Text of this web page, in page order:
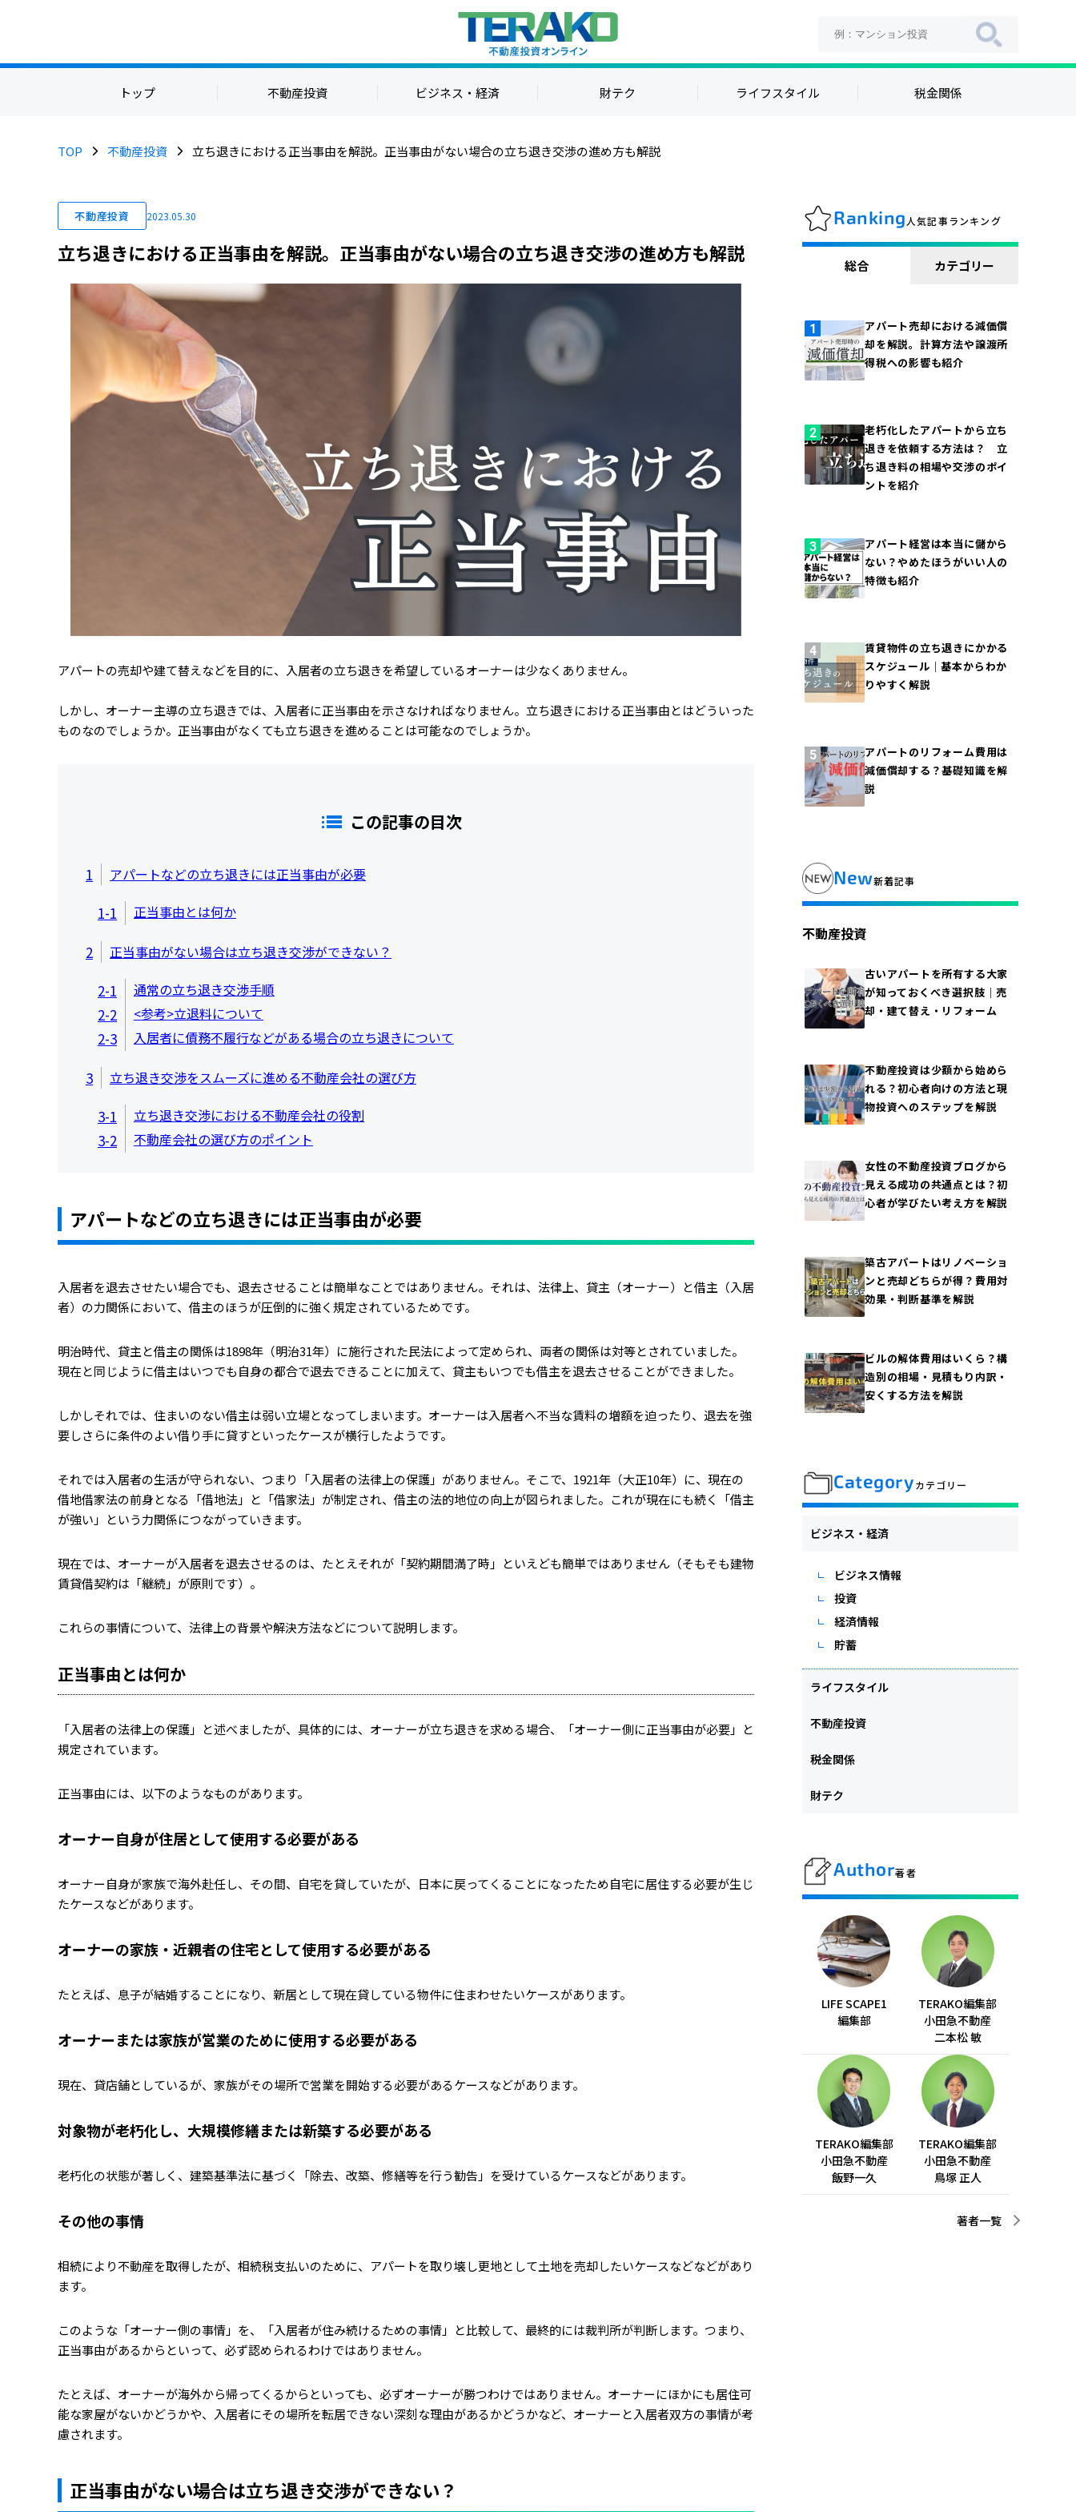
トップ 不動産投資 ビジネス・経済 財テク ライフスタイル 税金関係
TOP 不動産投資 立ち退きにおける正当事由を解説。正当事由がない場合の立ち退き交渉の進め方も解説
不動産投資 2023.05.30
立ち退きにおける正当事由を解説。正当事由がない場合の立ち退き交渉の進め方も解説
アパートの売却や建て替えなどを目的に、入居者の立ち退きを希望しているオーナーは少なくありません。
しかし、オーナー主導の立ち退きでは、入居者に正当事由を示さなければなりません。立ち退きにおける正当事由とはどういった
ものなのでしょうか。正当事由がなくても立ち退きを進めることは可能なのでしょうか。
この記事の目次
1 アパートなどの立ち退きには正当事由が必要
1-1 正当事由とは何か
2 正当事由がない場合は立ち退き交渉ができない？
2-1 通常の立ち退き交渉手順
2-2 <参考>立退料について
2-3 入居者に債務不履行などがある場合の立ち退きについて
3 立ち退き交渉をスムーズに進める不動産会社の選び方
3-1 立ち退き交渉における不動産会社の役割
3-2 不動産会社の選び方のポイント
アパートなどの立ち退きには正当事由が必要
入居者を退去させたい場合でも、退去させることは簡単なことではありません。それは、法律上、貸主（オーナー）と借主（入居
者）の力関係において、借主のほうが圧倒的に強く規定されているためです。
明治時代、貸主と借主の関係は1898年（明治31年）に施行された民法によって定められ、両者の関係は対等とされていました。
現在と同じように借主はいつでも自身の都合で退去できることに加えて、貸主もいつでも借主を退去させることができました。
しかしそれでは、住まいのない借主は弱い立場となってしまいます。オーナーは入居者へ不当な賃料の増額を迫ったり、退去を強
要しさらに条件のよい借り手に貸すといったケースが横行したようです。
それでは入居者の生活が守られない、つまり「入居者の法律上の保護」がありません。そこで、1921年（大正10年）に、現在の
借地借家法の前身となる「借地法」と「借家法」が制定され、借主の法的地位の向上が図られました。これが現在にも続く「借主
が強い」という力関係につながっていきます。
現在では、オーナーが入居者を退去させるのは、たとえそれが「契約期間満了時」といえども簡単ではありません（そもそも建物
賃貸借契約は「継続」が原則です）。
これらの事情について、法律上の背景や解決方法などについて説明します。
正当事由とは何か
「入居者の法律上の保護」と述べましたが、具体的には、オーナーが立ち退きを求める場合、「オーナー側に正当事由が必要」と
規定されています。
正当事由には、以下のようなものがあります。
オーナー自身が住居として使用する必要がある
オーナー自身が家族で海外赴任し、その間、自宅を貸していたが、日本に戻ってくることになったため自宅に居住する必要が生じ
たケースなどがあります。
オーナーの家族・近親者の住宅として使用する必要がある
たとえば、息子が結婚することになり、新居として現在貸している物件に住まわせたいケースがあります。
オーナーまたは家族が営業のために使用する必要がある
現在、貸店舗としているが、家族がその場所で営業を開始する必要があるケースなどがあります。
対象物が老朽化し、大規模修繕または新築する必要がある
老朽化の状態が著しく、建築基準法に基づく「除去、改築、修繕等を行う勧告」を受けているケースなどがあります。
その他の事情
相続により不動産を取得したが、相続税支払いのために、アパートを取り壊し更地として土地を売却したいケースなどなどがあり
ます。
このような「オーナー側の事情」を、「入居者が住み続けるための事情」と比較して、最終的には裁判所が判断します。つまり、
正当事由があるからといって、必ず認められるわけではありません。
たとえば、オーナーが海外から帰ってくるからといっても、必ずオーナーが勝つわけではありません。オーナーにほかにも居住可
能な家屋がないかどうかや、入居者にその場所を転居できない深刻な理由があるかどうかなど、オーナーと入居者双方の事情が考
慮されます。
正当事由がない場合は立ち退き交渉ができない？
Ranking 人気記事ランキング
総合 カテゴリー
アパート売却における減価償
却を解説。計算方法や譲渡所
得税への影響も紹介
老朽化したアパートから立ち
退きを依頼する方法は？ 立
ち退き料の相場や交渉のポイ
ントを紹介
アパート経営は本当に儲から
ない？やめたほうがいい人の
特徴も紹介
賃貸物件の立ち退きにかかる
スケジュール｜基本からわか
りやすく解説
アパートのリフォーム費用は
減価償却する？基礎知識を解
説
New新着記事
不動産投資
古いアパートを所有する大家
が知っておくべき選択肢｜売
却・建て替え・リフォーム
不動産投資は少額から始めら
れる？初心者向けの方法と現
物投資へのステップを解説
女性の不動産投資ブログから
見える成功の共通点とは？初
心者が学びたい考え方を解説
築古アパートはリノベーショ
ンと売却どちらが得？費用対
効果・判断基準を解説
ビルの解体費用はいくら？構
造別の相場・見積もり内訳・
安くする方法を解説
Categoryカテゴリー
ビジネス・経済
ビジネス情報
投資
経済情報
貯蓄
ライフスタイル
不動産投資
税金関係
財テク
Author著者
LIFE SCAPE1
編集部
TERAKO編集部
小田急不動産
二本松 敏
TERAKO編集部
小田急不動産
飯野一久
TERAKO編集部
小田急不動産
鳥塚 正人
著者一覧